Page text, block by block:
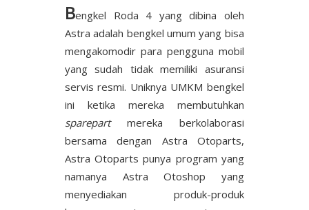
Bengkel Roda 4 yang dibina oleh
Astra adalah bengkel umum yang bisa
mengakomodir para pengguna mobil
yang sudah tidak memiliki asuransi
servis resmi. Uniknya UMKM bengkel
ini ketika mereka membutuhkan
sparepartmereka berkolaborasi
bersama dengan Astra Otoparts,
Astra Otoparts punya program yang
namanya Astra Otoshop yang
menyediakan produk-produk